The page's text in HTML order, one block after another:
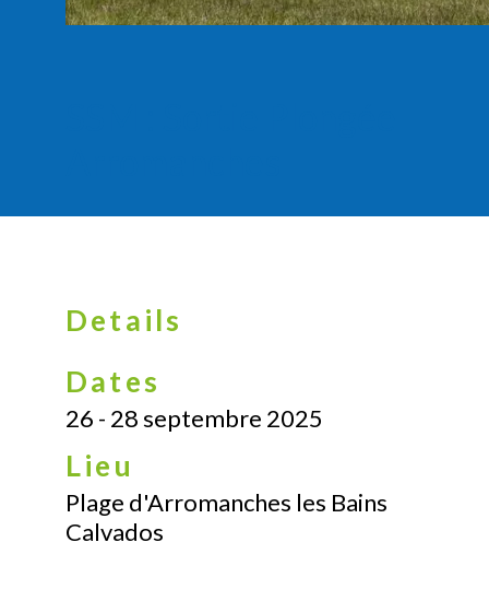
Details
Dates
26 - 28 septembre 2025
Lieu
Plage d'Arromanches les Bains
Calvados